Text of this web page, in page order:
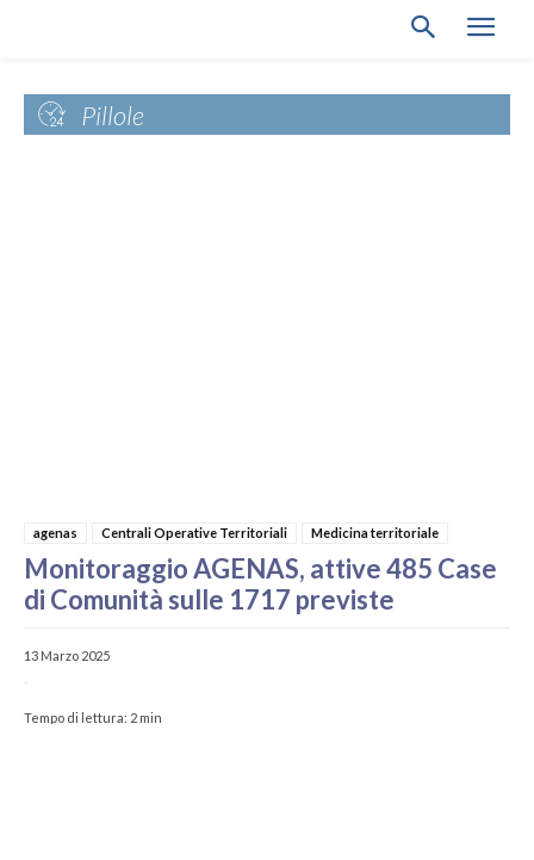
Pillole
agenas Centrali Operative Territoriali Medicina territoriale
Monitoraggio AGENAS, attive 485 Case
di Comunità sulle 1717 previste
13 Marzo 2025
-
Tempo di lettura: 2 min